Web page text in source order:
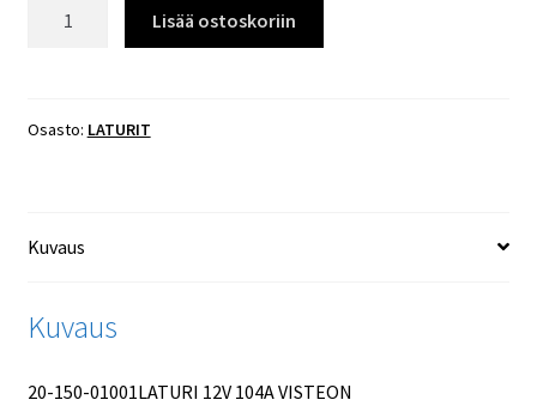
12V
Lisää ostoskoriin
Osasto: LATURIT
Kuvaus
Kuvaus
20-150-01001LATURI 12V 104A VISTEON